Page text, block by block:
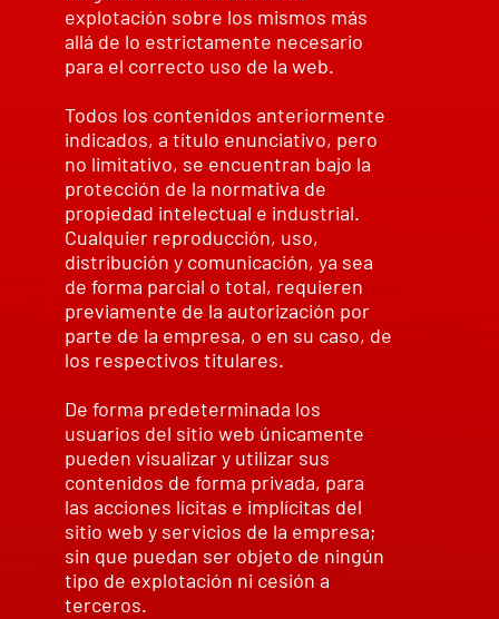
explotación sobre los mismos más
allá de lo estrictamente necesario
para el correcto uso de la web.
Todos los contenidos anteriormente
indicados, a título enunciativo, pero
no limitativo, se encuentran bajo la
protección de la normativa de
propiedad intelectual e industrial.
Cualquier reproducción, uso,
distribución y comunicación, ya sea
de forma parcial o total, requieren
previamente de la autorización por
parte de la empresa, o en su caso, de
los respectivos titulares.
De forma predeterminada los
usuarios del sitio web únicamente
pueden visualizar y utilizar sus
contenidos de forma privada, para
las acciones lícitas e implícitas del
sitio web y servicios de la empresa;
sin que puedan ser objeto de ningún
tipo de explotación ni cesión a
terceros.